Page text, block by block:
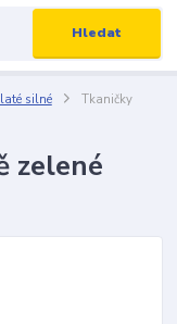
Hledat
silné
Tkaničky
zelené